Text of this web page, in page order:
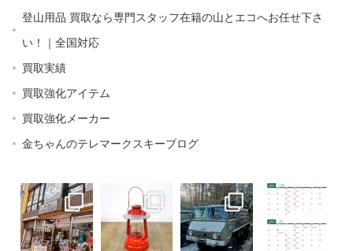
登山用品 買取なら専門スタッフ在籍の山とエコへお任せ下さ
い！｜全国対応
買取実績
買取強化アイテム
買取強化メーカー
金ちゃんのテレマークスキーブログ